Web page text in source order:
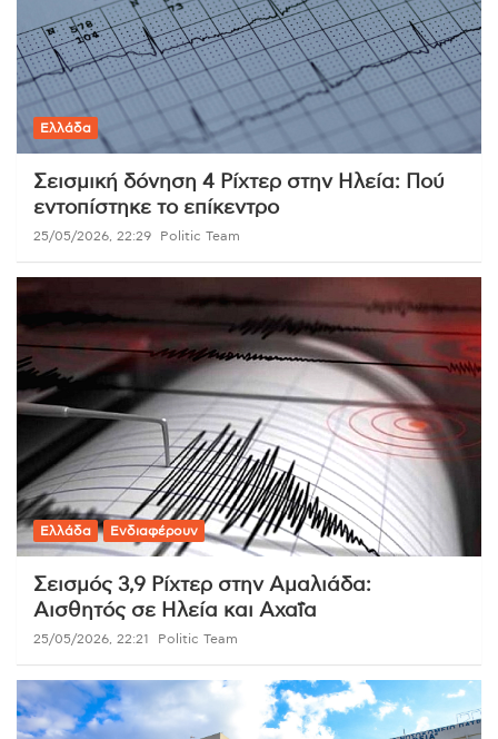
Ελλάδα
Σεισμική δόνηση 4 Ρίχτερ στην Ηλεία: Πού
εντοπίστηκε το επίκεντρο
25/05/2026, 22:29 Politic Team
Ελλάδα Ενδιαφέρουν
Σεισμός 3,9 Ρίχτερ στην Αμαλιάδα:
Αισθητός σε Ηλεία και Αχαΐα
25/05/2026, 22:21 Politic Team